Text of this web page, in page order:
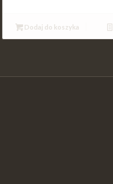
Dodaj do koszyka